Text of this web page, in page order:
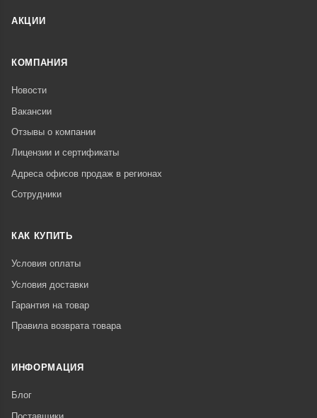
АКЦИИ
КОМПАНИЯ
Новости
Вакансии
Отзывы о компании
Лицензии и сертификаты
Адреса офисов продаж в регионах
Сотрудники
КАК КУПИТЬ
Условия оплаты
Условия доставки
Гарантия на товар
Правила возврата товара
ИНФОРМАЦИЯ
Блог